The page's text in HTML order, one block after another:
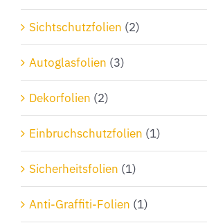
gewählt
werden
Sichtschutzfolien (2)
Autoglasfolien (3)
Dekorfolien (2)
Einbruchschutzfolien (1)
Sicherheitsfolien (1)
Anti-Graffiti-Folien (1)